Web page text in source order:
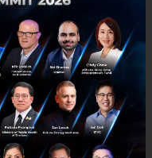
ทีม A และ ทีม B ที่ได้
ระจำเดือนเหมือนกัน
งงาน พวกเขาตั้ง
ำให้ AI คายคำตอบที่
ภายในรอบเดียว โดย